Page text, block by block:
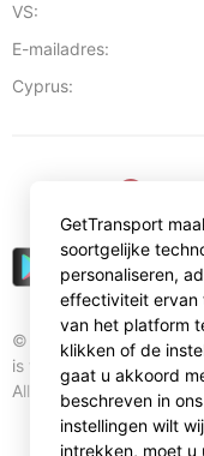
VS:
E-mailadres:
Cyprus:
© Gettransport
is trademark of
All rights reserved.
GetTransport
soortgelijke
personaliseren,
effectiviteit ervan
van het platform
klikken of de
gaat u akkoord
beschreven in ons
instellingen wilt
intrekken, moet u